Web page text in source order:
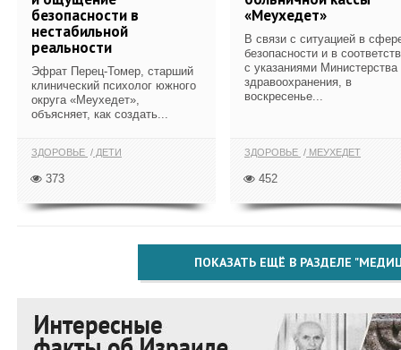
безопасности в
нестабильной
реальности
Эфрат Перец-Томер, старший
клинический психолог южного
округа «Меухедет»,
объясняет, как создать...
ЗДОРОВЬЕ ДЕТИ
373
«Меухедет»
В связи с ситуацией в
безопасности и в
с указаниями Министерства
здравоохранения, в
воскресенье...
ЗДОРОВЬЕ МЕУХЕДЕТ
452
ПОКАЗАТЬ ЕЩЁ В РАЗДЕЛЕ